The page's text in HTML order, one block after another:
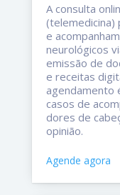
A consulta
(telemedicina)
e
neurológicos
emissão de
e receitas
agendamento
casos de
dores de
opinião.
Agende agora